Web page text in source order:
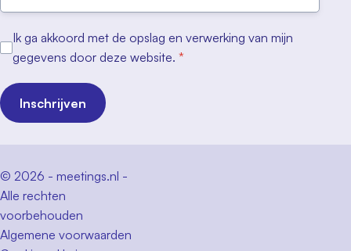
Ik ga akkoord met de opslag en verwerking van mijn
gegevens door deze website. *
Inschrijven
© 2026 - meetings.nl -
Alle rechten
voorbehouden
Algemene voorwaarden